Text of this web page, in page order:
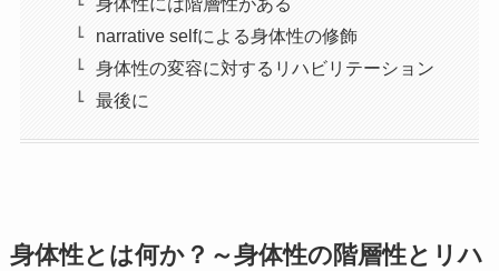
narrative selfによる身体性の修飾
身体性の変容に対するリハビリテーション
最後に
身体性とは何か？～身体性の階層性とリハ